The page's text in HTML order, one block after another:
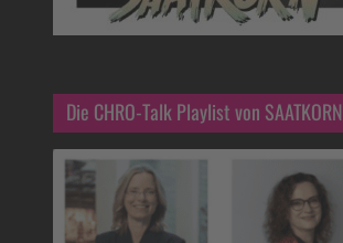
Die CHRO-Talk Playlist von SAATKORN